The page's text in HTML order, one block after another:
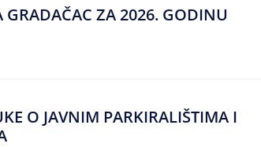
GRADAČAC ZA 2026. GODINU
O JAVNIM PARKIRALIŠTIMA I